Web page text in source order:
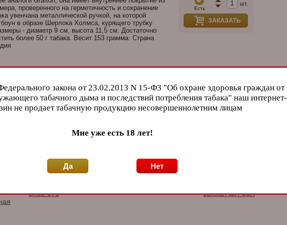
проверенного на герметичность и сохранение
увенчана металлической ручкой, на которой
в образе Шерлока Холмса, курящего трубку
- диаметр 9 см, высота 11,5 см. Достаточно
более 50 г табака. Весит 153 грамма. Страна
Есть
шт.
ЗАКАЗАТЬ
Полка из кедра для
Shelf-071
Сумка P&A для 2
Julieta ASH-36R
закона от 23.02.2013 N 15-Ф3 "Об охране здоровья граждан от
табачного дыма и последствий потребления табака" наш интернет-
не продает табачную продукцию несовершеннолетним лицам
Мне уже есть 18 лет!
Да Нет